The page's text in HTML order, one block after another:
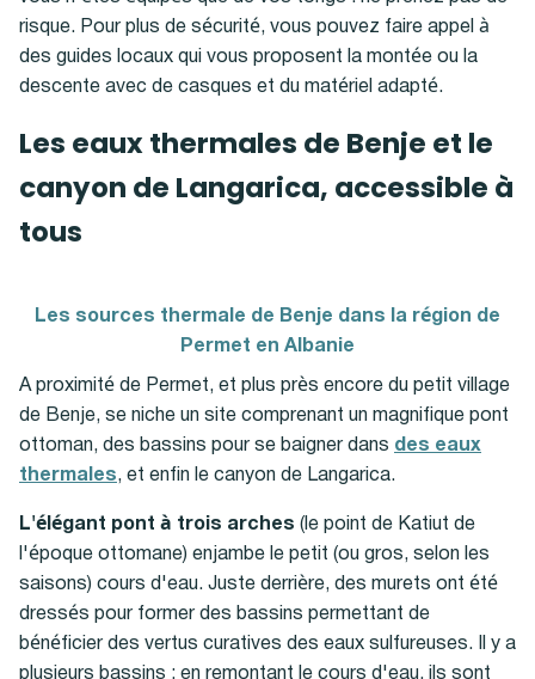
risque. Pour plus de sécurité, vous pouvez faire appel à
des guides locaux qui vous proposent la montée ou la
descente avec de casques et du matériel adapté.
Les eaux thermales de Benje et le
canyon de Langarica, accessible à
tous
Les sources thermale de Benje dans la région de
Permet en Albanie
A proximité de Permet, et plus près encore du petit village
de Benje, se niche un site comprenant un magnifique pont
ottoman, des bassins pour se baigner dans des eaux
thermales, et enfin le canyon de Langarica.
L'élégant pont à trois arches (le point de Katiut de
l'époque ottomane) enjambe le petit (ou gros, selon les
saisons) cours d'eau. Juste derrière, des murets ont été
dressés pour former des bassins permettant de
bénéficier des vertus curatives des eaux sulfureuses. Il y a
plusieurs bassins : en remontant le cours d'eau, ils sont